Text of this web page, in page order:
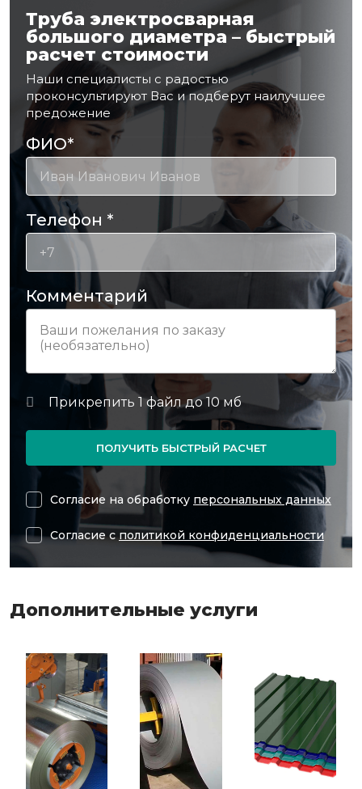
Труба электросварная
большого диаметра – быстрый
расчет стоимости
Наши специалисты с радостью
проконсультируют Вас и подберут наилучшее
предожение
ФИО*
Телефон *
Комментарий
ПОЛУЧИТЬ БЫСТРЫЙ РАСЧЕТ
Согласие на обработку персональных данных
Согласие с политикой конфиденциальности
Дополнительные услуги